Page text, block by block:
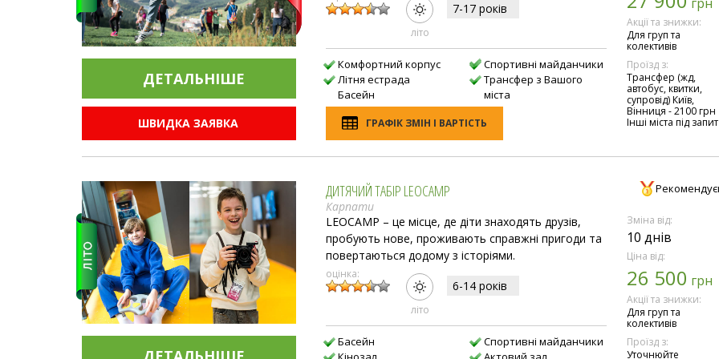
ДЕТАЛЬНIШЕ
ШВИДКА ЗАЯВКА
лiто
7-17 рокiв
Комфортний корпус
Літня естрада
Басейн
Спортивні майданчики
Трансфер з Вашого
міста
ГРАФІК ЗМІН І ВАРТІСТЬ
Акції та знижки:
Для груп та
колективів
Проїзд з:
Трансфер (жд,
автобус, квитки,
супровід) Київ,
Вінниця - 2100 грн
Інші міста під запит
ДИТЯЧИЙ ТАБІР LEOCAMP
Карпати
LEOCAMP – це місце, де діти знаходять друзів,
пробують нове, проживають справжні пригоди та
повертаються додому з історіями.
оцінка:
лiто
6-14 рокiв
Басейн
Спортивні майданчики
Зміна від:
10 днів
Ціна від:
26 500 грн
Акції та знижки:
Для груп та
колективів
Проїзд з:
Уточнюйте